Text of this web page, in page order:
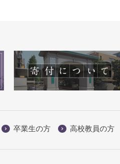
卒業生の方 高校教員の方